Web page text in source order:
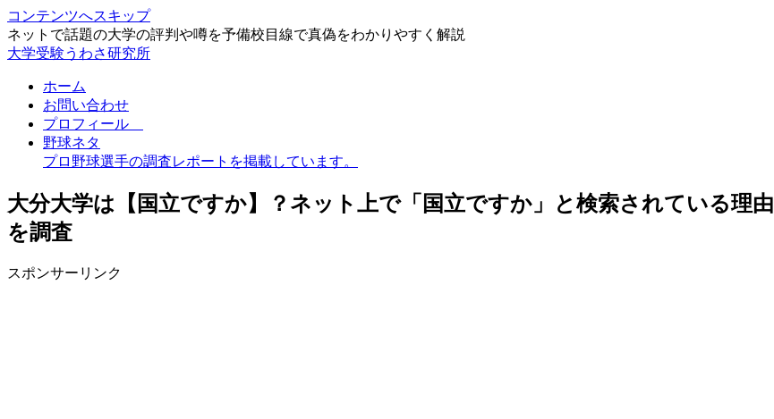
コンテンツへスキップ
ネットで話題の大学の評判や噂を予備校目線で真偽をわかりやすく解説
大学受験うわさ研究所
ホーム
お問い合わせ
プロフィール
野球ネタ
プロ野球選手の調査レポートを掲載しています。
大分大学は【国立ですか】？ネット上で「国立ですか」と検索されている理由
を調査
スポンサーリンク